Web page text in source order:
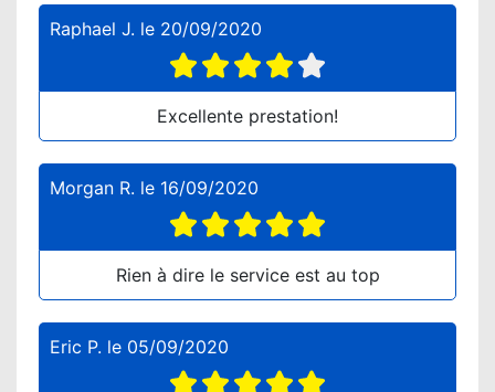
Raphael J. le 20/09/2020
Excellente prestation!
Morgan R. le 16/09/2020
Rien à dire le service est au top
Eric P. le 05/09/2020